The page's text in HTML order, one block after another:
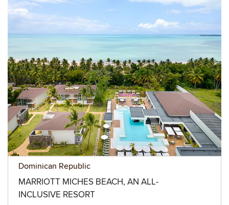
Dominican Republic
MARRIOTT MICHES BEACH, AN ALL-
INCLUSIVE RESORT